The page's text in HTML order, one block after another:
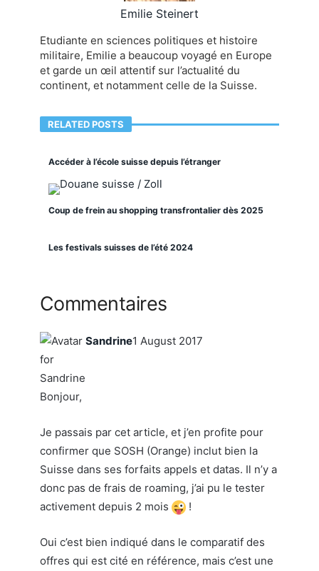
Emilie Steinert
Etudiante en sciences politiques et histoire
militaire, Emilie a beaucoup voyagé en Europe
et garde un œil attentif sur l’actualité du
continent, et notamment celle de la Suisse.
RELATED POSTS
Accéder à l’école suisse depuis l’étranger
Coup de frein au shopping transfrontalier dès 2025
Les festivals suisses de l’été 2024
Commentaires
Sandrine1 August 2017
Bonjour,
Je passais par cet article, et j’en profite pour
confirmer que SOSH (Orange) inclut bien la
Suisse dans ses forfaits appels et datas. Il n’y a
donc pas de frais de roaming, j’ai pu le tester
activement depuis 2 mois
!
Oui c’est bien indiqué dans le comparatif des
offres qui est cité en référence, mais c’est une